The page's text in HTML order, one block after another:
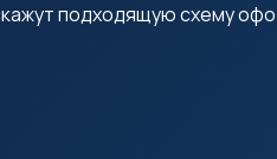
подходящую схему